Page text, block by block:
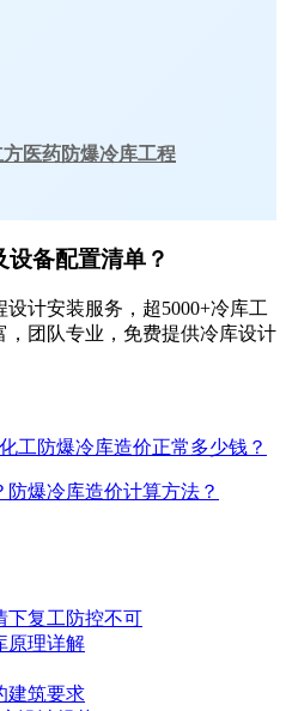
医药防爆冷库工程
备配置清单？
计安装服务，超5000+冷库工
团队专业，免费提供冷库设计
工防爆冷库造价正常多少钱？
防爆冷库造价计算方法？
下复工防控不可
原理详解
建筑要求